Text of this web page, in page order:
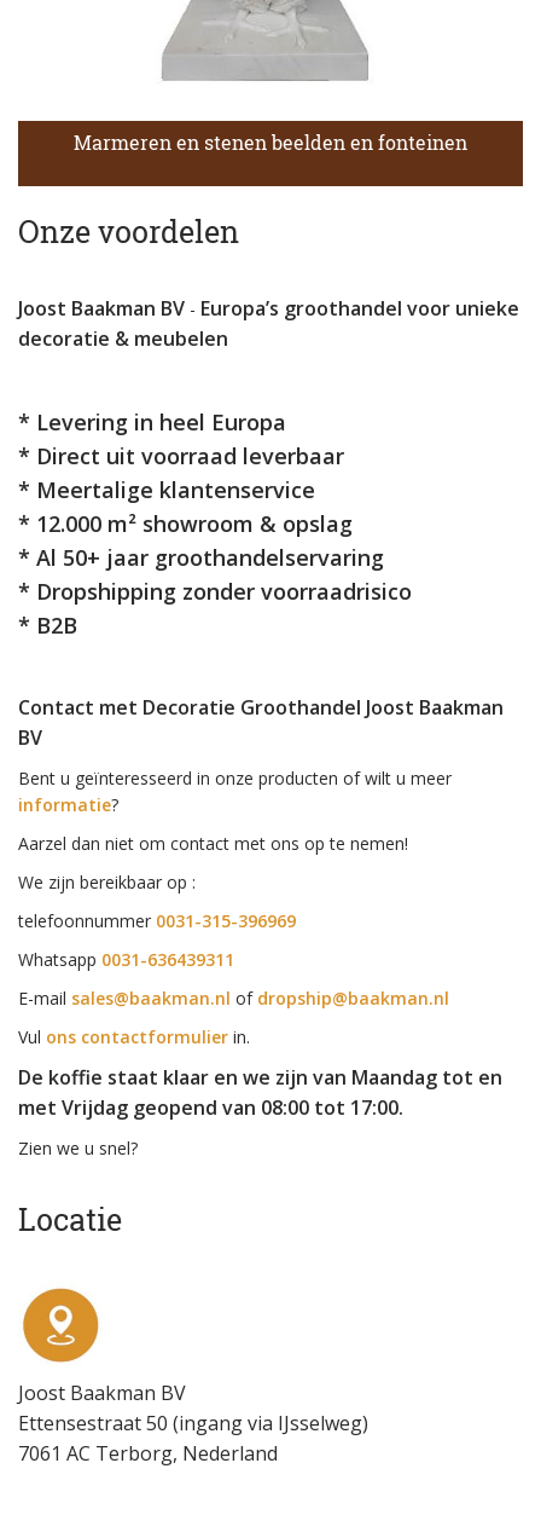
Marmeren en stenen beelden en fonteinen
Onze voordelen
Joost Baakman BV - Europa’s groothandel voor unieke
decoratie & meubelen
* Levering in heel Europa
* Direct uit voorraad leverbaar
* Meertalige klantenservice
* 12.000 m² showroom & opslag
* Al 50+ jaar groothandelservaring
* Dropshipping zonder voorraadrisico
* B2B
Contact met Decoratie Groothandel Joost Baakman
BV
Bent u geïnteresseerd in onze producten of wilt u meer
informatie?
Aarzel dan niet om contact met ons op te nemen!
We zijn bereikbaar op :
telefoonnummer 0031-315-396969
Whatsapp 0031-636439311
E-mail sales@baakman.nl of dropship@baakman.nl
Vul ons contactformulier in.
De koffie staat klaar en we zijn van Maandag tot en
met Vrijdag geopend van 08:00 tot 17:00.
Zien we u snel?
Locatie
Joost Baakman BV
Ettensestraat 50 (ingang via IJsselweg)
7061 AC Terborg, Nederland